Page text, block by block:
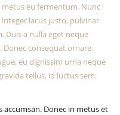
eu fermentum. Nunc
lacus justo, pulvinar
Duis a nulla eget neque
consequat ornare.
eu dignissim urna neque
tellus, id luctus sem.
Donec in metus et